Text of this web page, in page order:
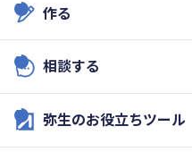
作る
相談する
弥生のお役立ちツール